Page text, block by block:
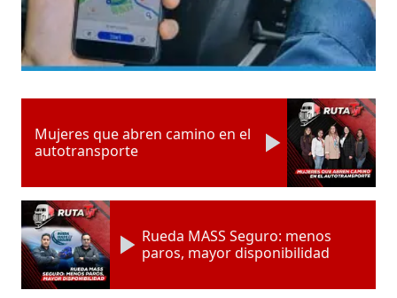
Mujeres que abren camino en el
autotransporte
Rueda MASS Seguro: menos
paros, mayor disponibilidad